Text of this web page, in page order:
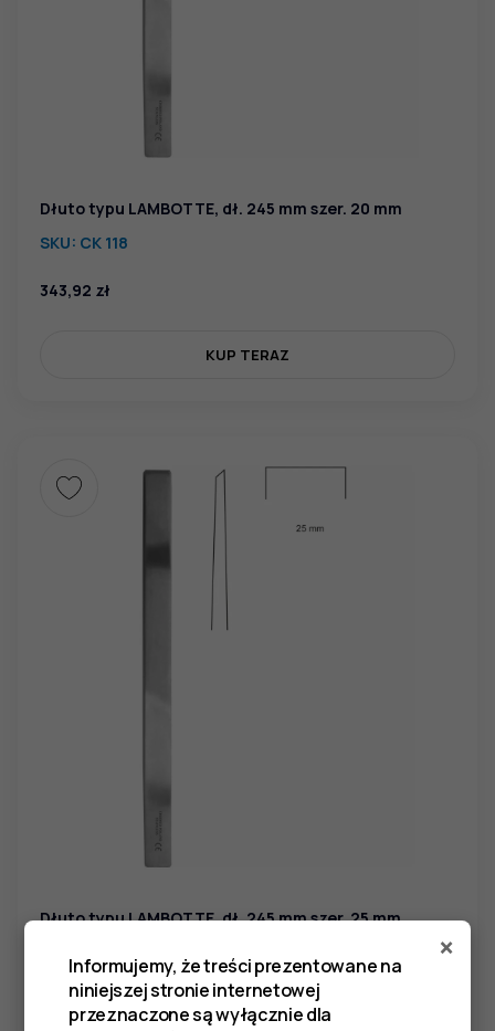
Dłuto typu LAMBOTTE, dł. 245 mm szer. 20 mm
SKU: CK 118
343,92 zł
KUP TERAZ
Dłuto typu LAMBOTTE, dł. 245 mm szer. 25 mm
352,11zł
×
Informujemy, że treści prezentowane na
niniejszej stronie internetowej
przeznaczone są wyłącznie dla